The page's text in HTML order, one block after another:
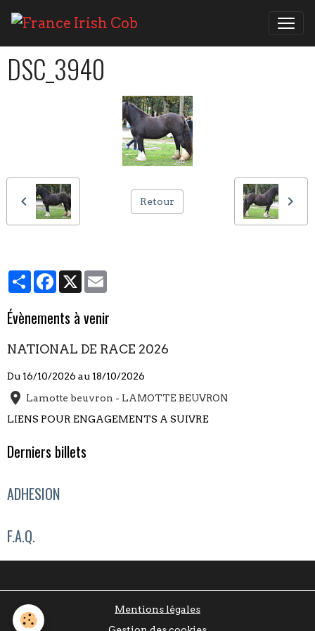
DSC_3940
Retour
PartagerFacebook
X
Évènements à venir
NATIONAL DE RACE 2026
Du 16/10/2026 au 18/10/2026
Lamotte beuvron - LAMOTTE BEUVRON
LIENS POUR ENGAGEMENTS A SUIVRE
Derniers billets
ADHESION
F.A.Q.
Mentions légales